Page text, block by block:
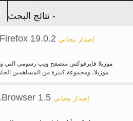
نتائج البحث -
19.0.2 إصدار مجاني
موزيلا فايرفوكس متصفح ويب رسومي التي
موزيلا، ومجموعة كبيرة من المساهمين
1.5 إصدار مجاني